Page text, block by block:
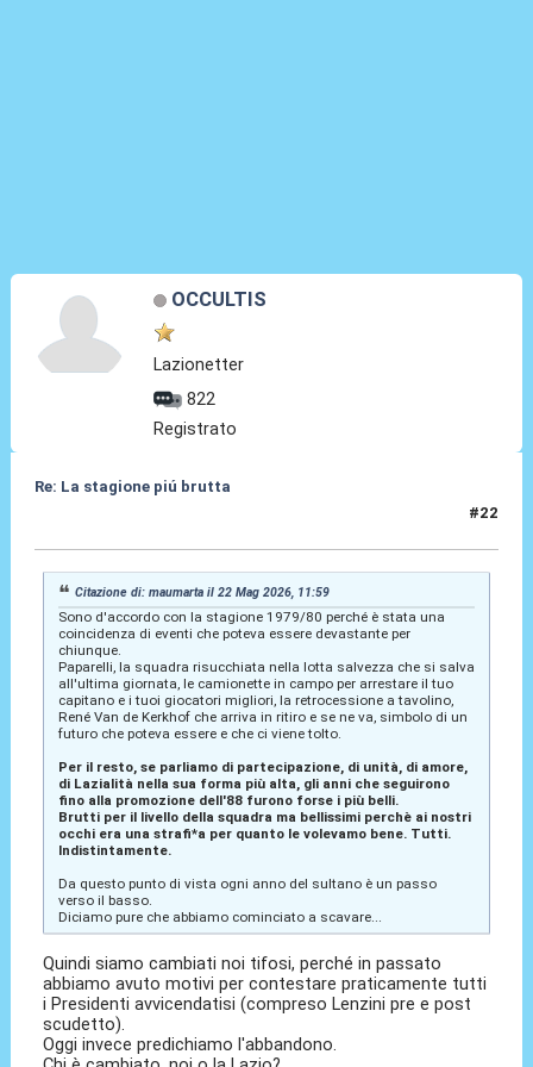
OCCULTIS
Lazionetter
822
Registrato
Re: La stagione piú brutta
#22
Citazione di: maumarta il 22 Mag 2026, 11:59
Sono d'accordo con la stagione 1979/80 perché è stata una
coincidenza di eventi che poteva essere devastante per
chiunque.
Paparelli, la squadra risucchiata nella lotta salvezza che si salva
all'ultima giornata, le camionette in campo per arrestare il tuo
capitano e i tuoi giocatori migliori, la retrocessione a tavolino,
René Van de Kerkhof che arriva in ritiro e se ne va, simbolo di un
futuro che poteva essere e che ci viene tolto.
Per il resto, se parliamo di partecipazione, di unità, di amore,
di Lazialità nella sua forma più alta, gli anni che seguirono
fino alla promozione dell'88 furono forse i più belli.
Brutti per il livello della squadra ma bellissimi perchè ai nostri
occhi era una strafi*a per quanto le volevamo bene. Tutti.
Indistintamente.
Da questo punto di vista ogni anno del sultano è un passo
verso il basso.
Diciamo pure che abbiamo cominciato a scavare...
Quindi siamo cambiati noi tifosi, perché in passato
abbiamo avuto motivi per contestare praticamente tutti
i Presidenti avvicendatisi (compreso Lenzini pre e post
scudetto).
Oggi invece predichiamo l'abbandono.